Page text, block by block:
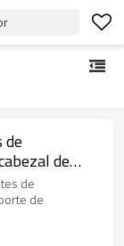
de
de
de
de